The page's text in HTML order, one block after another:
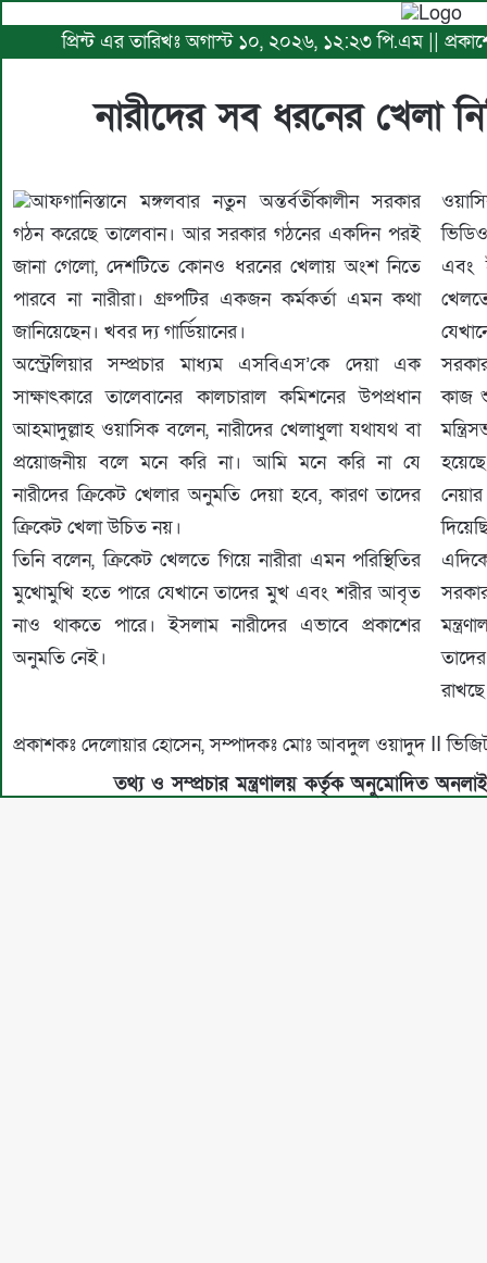
প্রিন্ট এর তারিখঃ অগাস্ট ১০, ২০২৬, ১২:২৩ পি.এম ||
নারীদের সব ধরনের খেলা
আফগানিস্তানে মঙ্গলবার নতুন অন্তর্বর্তীকালীন সরকার
গঠন করেছে তালেবান। আর সরকার গঠনের একদিন পরই
জানা গেলো, দেশটিতে কোনও ধরনের খেলায় অংশ নিতে
পারবে না নারীরা। গ্রুপটির একজন কর্মকর্তা এমন কথা
জানিয়েছেন। খবর দ্য গার্ডিয়ানের।
অস্ট্রেলিয়ার সম্প্রচার মাধ্যম এসবিএস’কে দেয়া এক
সাক্ষাৎকারে তালেবানের কালচারাল কমিশনের উপপ্রধান
আহমাদুল্লাহ ওয়াসিক বলেন, নারীদের খেলাধুলা যথাযথ বা
প্রয়োজনীয় বলে মনে করি না। আমি মনে করি না যে
নারীদের ক্রিকেট খেলার অনুমতি দেয়া হবে, কারণ তাদের
ক্রিকেট খেলা উচিত নয়।
তিনি বলেন, ক্রিকেট খেলতে গিয়ে নারীরা এমন পরিস্থিতির
মুখোমুখি হতে পারে যেখানে তাদের মুখ এবং শরীর আবৃত
নাও থাকতে পারে। ইসলাম নারীদের এভাবে প্রকাশের
অনুমতি নেই।
এবং
কাজ
প্রকাশকঃ দেলোয়ার হোসেন, সম্পাদকঃ মোঃ আবদুল ওয়াদুদ II
তথ্য ও সম্প্রচার মন্ত্রণালয় কর্তৃক অনুমোদিত